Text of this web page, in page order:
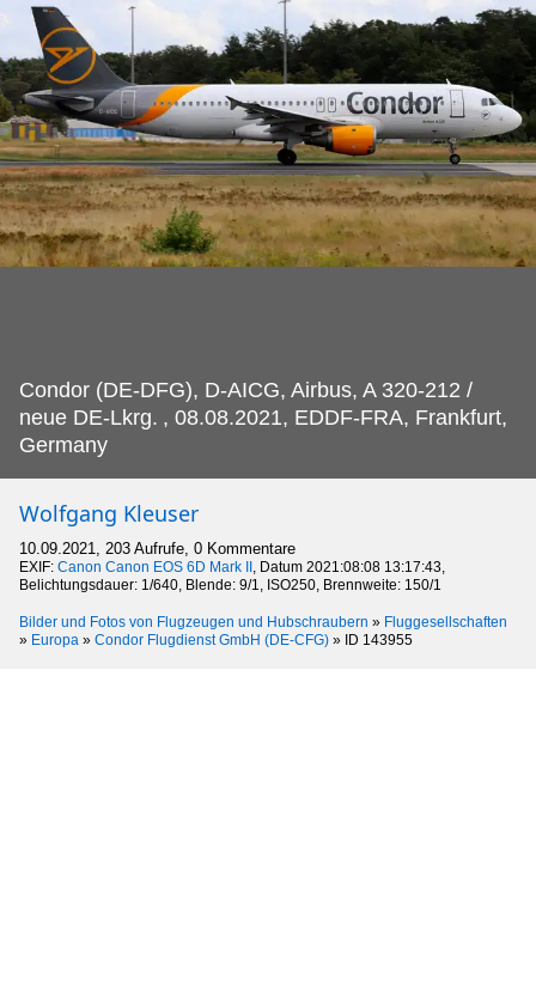
Condor (DE-DFG), D-AICG, Airbus, A 320-212 /
neue DE-Lkrg. , 08.08.2021, EDDF-FRA, Frankfurt,
Germany
Wolfgang Kleuser
10.09.2021, 203 Aufrufe, 0 Kommentare
EXIF: Canon Canon EOS 6D Mark II, Datum 2021:08:08 13:17:43,
Belichtungsdauer: 1/640, Blende: 9/1, ISO250, Brennweite: 150/1
Bilder und Fotos von Flugzeugen und Hubschraubern » Fluggesellschaften
» Europa » Condor Flugdienst GmbH (DE-CFG) » ID 143955